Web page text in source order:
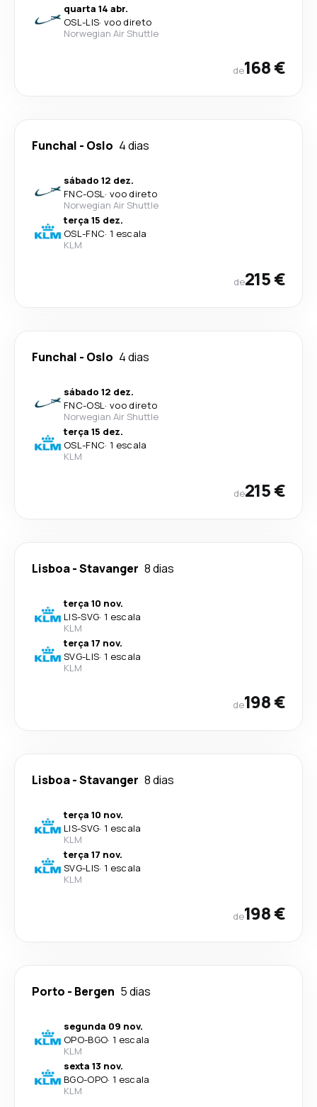
quarta 14 abr.
OSL-LIS· voo direto
Norwegian Air Shuttle
de168 €
Funchal - Oslo 4 dias
sábado 12 dez.
FNC-OSL· voo direto
Norwegian Air Shuttle
terça 15 dez.
OSL-FNC· 1 escala
KLM
de215 €
Funchal - Oslo 4 dias
sábado 12 dez.
FNC-OSL· voo direto
Norwegian Air Shuttle
terça 15 dez.
OSL-FNC· 1 escala
KLM
de215 €
Lisboa-Stavanger 8 dias
terça 10 nov.
LIS-SVG· 1 escala
KLM
terça 17 nov.
SVG-LIS· 1 escala
KLM
de198 €
Lisboa-Stavanger 8 dias
terça 10 nov.
LIS-SVG· 1 escala
KLM
terça 17 nov.
SVG-LIS· 1 escala
KLM
de198 €
Porto - Bergen 5 dias
segunda 09 nov.
OPO-BGO· 1 escala
KLM
sexta 13 nov.
BGO-OPO· 1 escala
KLM